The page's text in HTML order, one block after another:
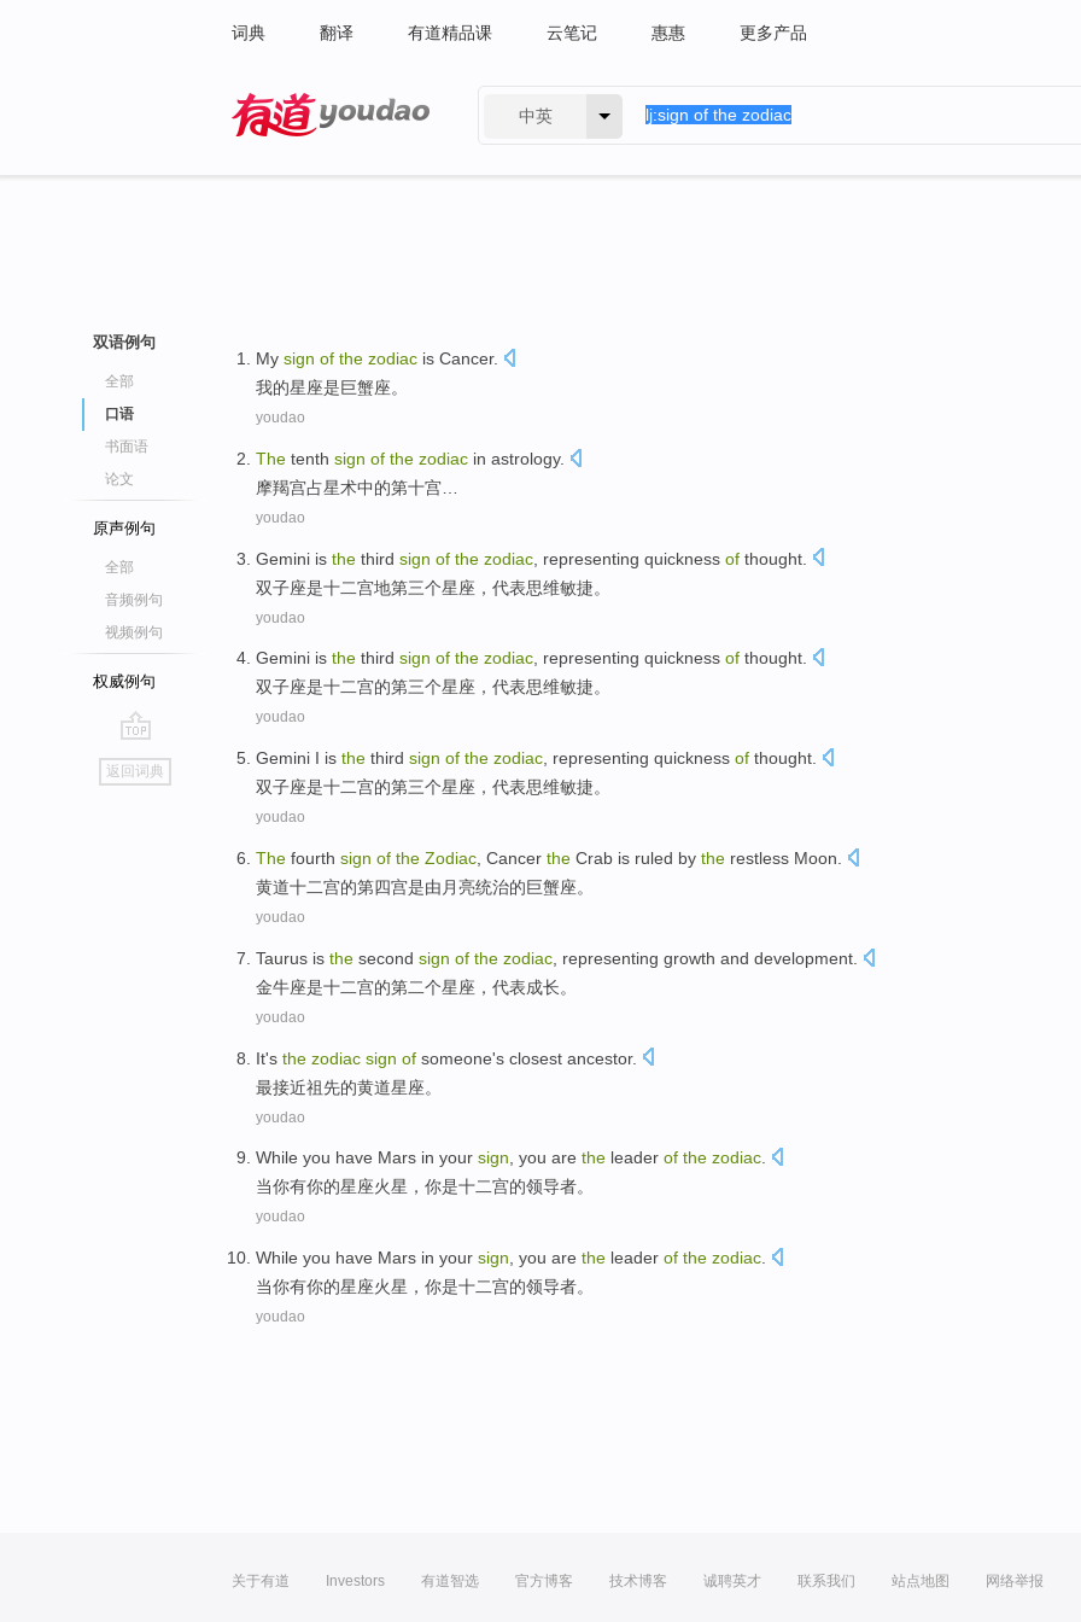
词典 翻译 有道精品课 云笔记 惠惠 更多产品
中英
双语例句
全部
口语
书面语
论文
原声例句
全部
音频例句
视频例句
权威例句
go
top
返回词典
My sign of the zodiac is Cancer.
我的星座是巨蟹座。
youdao
The tenth sign of the zodiac in astrology.
摩羯宫占星术中的第十宫…
youdao
Gemini is the third sign of the zodiac representing quickness of thought.
双子座是十二宫地第三个星座 ， 代表思维敏捷。
youdao
Gemini is the third sign of the zodiac, representing quickness of thought.
双子座是十二宫的第三个星座 ， 代表思维敏捷。
youdao
Gemini I is the third sign of the zodiac representing quickness of thought.
双子座是十二宫的第三个星座 ， 代表思维敏捷。
youdao
The fourth sign of the Zodiac , Cancer the Crab is ruled by the restless Moon
黄道十二宫的第四宫是由 月亮统治的巨蟹座。
youdao
Taurus is the second sign of the zodiac representing growth and development.
金牛座是十二宫的第二个星座 ， 代表成长。
youdao
It's the zodiac sign of someone's closest ancestor.
最接近祖先的黄道星座。
youdao
While you have Mars in your sign, you are the leader of the zodiac.
当你有你的星座火星 ，你是十二宫的领导者。
youdao
While you have Mars in your sign , you are the leader of the zodiac
当你有你的星座火星 ，你是十二宫的领导者。
youdao
关于有道 Investors 有道智选 官方博客 技术博客 诚聘英才 联系我们 站点地图 网络举报